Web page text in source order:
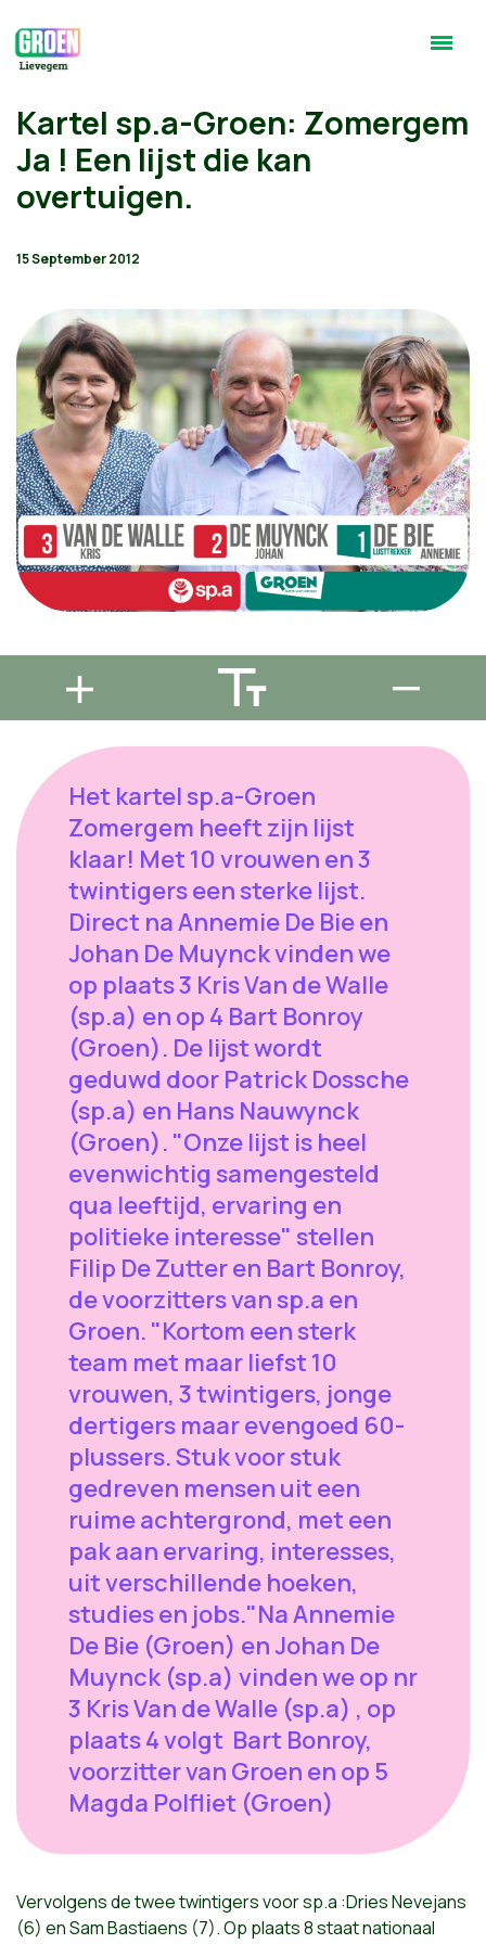
Kartel sp.a-Groen: Zomergem
Ja ! Een lijst die kan
overtuigen.
15 September 2012
Het kartel sp.a-Groen
Zomergem heeft zijn lijst
klaar! Met 10 vrouwen en 3
twintigers een sterke lijst.
Direct na Annemie De Bie en
Johan De Muynck vinden we
op plaats 3 Kris Van de Walle
(sp.a) en op 4 Bart Bonroy
(Groen). De lijst wordt
geduwd door Patrick Dossche
(sp.a) en Hans Nauwynck
(Groen). "Onze lijst is heel
evenwichtig samengesteld
qua leeftijd, ervaring en
politieke interesse" stellen
Filip De Zutter en Bart Bonroy,
de voorzitters van sp.a en
Groen. "Kortom een sterk
team met maar liefst 10
vrouwen, 3 twintigers, jonge
dertigers maar evengoed 60-
plussers. Stuk voor stuk
gedreven mensen uit een
ruime achtergrond, met een
pak aan ervaring, interesses,
uit verschillende hoeken,
studies en jobs."Na Annemie
De Bie (Groen) en Johan De
Muynck (sp.a) vinden we op nr
3 Kris Van de Walle (sp.a) , op
plaats 4 volgt Bart Bonroy,
voorzitter van Groen en op 5
Magda Polfliet (Groen)
Vervolgens de twee twintigers voor sp.a :Dries Nevejans
(6) en Sam Bastiaens (7). Op plaats 8 staat nationaal